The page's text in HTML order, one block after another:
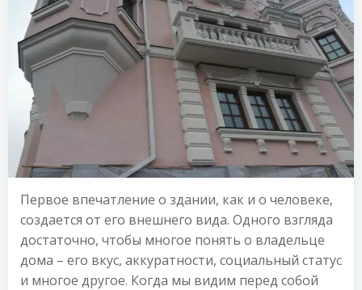
Первое впечатление о здании, как и о человеке,
создается от его внешнего вида. Одного взгляда
достаточно, чтобы многое понять о владельце
дома – его вкус, аккуратности, социальный статус
и многое другое. Когда мы видим перед собой